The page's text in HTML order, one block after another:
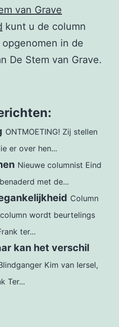
van Grave
kunt u de column
in de
De Stem van Grave.
ONTMOETING! Zij stellen
er over hen...
Nieuwe columnist Eind
met de...
Column
wordt beurtelings
ter...
kan het verschil
Kim van Iersel,
Ter...